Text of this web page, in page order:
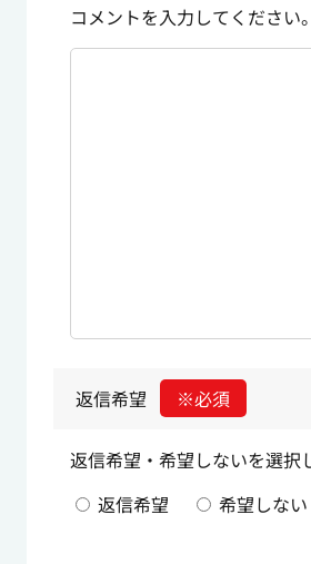
コメントを入力してください。
返信希望 ※必須
返信希望・希望しないを選択
返信希望
希望しない